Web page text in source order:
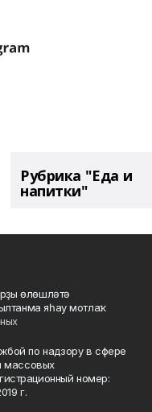
Рубрика "Еда и
напитки"
өлөшләтә
яһау мотлаҡ.
по надзору в сфере
массовых
номер:
г.